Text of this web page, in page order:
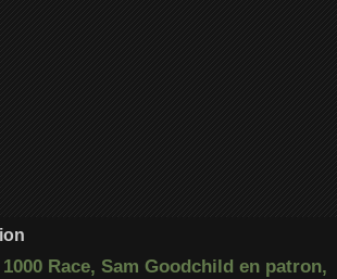
Race, Sam Goodchild en patron,